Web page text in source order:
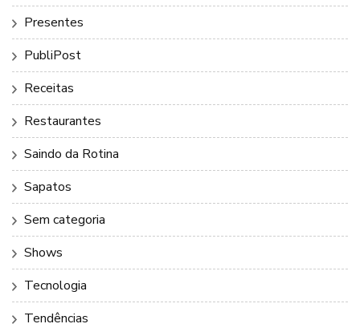
Presentes
PubliPost
Receitas
Restaurantes
Saindo da Rotina
Sapatos
Sem categoria
Shows
Tecnologia
Tendências